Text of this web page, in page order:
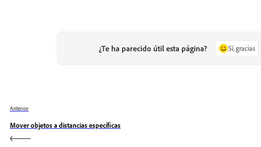
¿Te ha parecido útil esta página? Sí, gracias
Anterior
Mover objetos a distancias específicas